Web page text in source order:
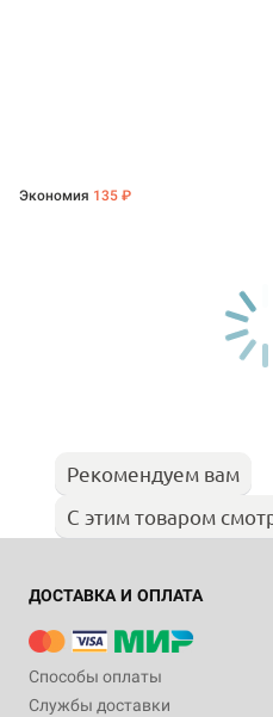
Экономия 135 ₽
Рекомендуем вам
С этим товаром
ДОСТАВКА И ОПЛАТА
Способы оплаты
Службы доставки